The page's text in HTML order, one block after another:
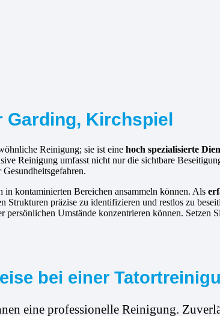
Garding, Kirchspiel
Reinigung; sie ist eine hoch spezialisierte
Reinigung umfasst nicht nur die sichtbare
kontaminierten Bereichen ansammeln können. Als
Strukturen präzise zu identifizieren und restlos zu
Umstände konzentrieren können.
bei einer
eine professionelle Reinigung.